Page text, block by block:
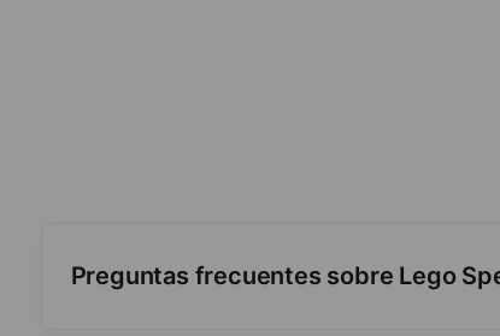
Preguntas frecuentes sobre Lego